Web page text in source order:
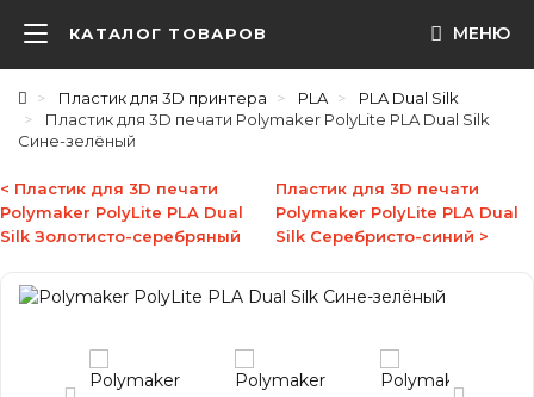
КАТАЛОГ ТОВАРОВ МЕНЮ
Пластик для 3D принтера PLA
PLA Dual Silk
Пластик для 3D печати Polymaker PolyLite PLA Dual Silk
Сине-зелёный
< Пластик для 3D печати
Polymaker PolyLite PLA Dual
Silk Золотисто-серебряный
Пластик для 3D печати
Polymaker PolyLite PLA Dual
Silk Серебристо-синий >